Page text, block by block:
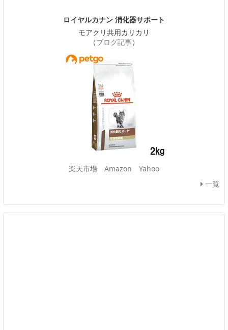
ロイヤルカナン 消化器サポート
モアクリ共用カリカリ
（ブログ記事）
楽天市場 Amazon
Yahoo
一覧